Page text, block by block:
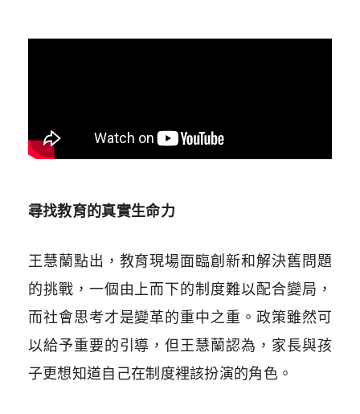
尋找教育的真實生命力
王慧蘭點出，教育現場面臨創新和解決舊問題
的挑戰，一個由上而下的制度難以配合變局，
而社會思考才是變革的重中之重。政策雖然可
以給予重要的引導，但王慧蘭認為，家長與孩
子更想知道自己在制度裡該扮演的角色。